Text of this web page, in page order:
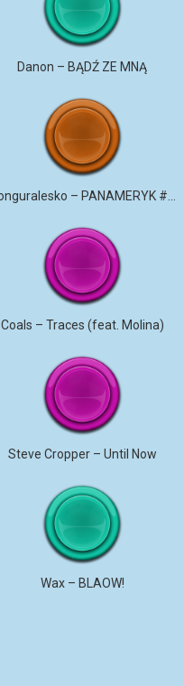
Danon – BĄDŹ ZE MNĄ
Coals – Traces (feat. Molina)
Steve Cropper – Until Now
Wax – BLAOW!